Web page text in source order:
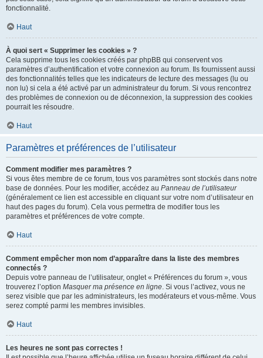
fonctionnalité.
Haut
À quoi sert « Supprimer les cookies » ?
Cela supprime tous les cookies créés par phpBB qui conservent vos
paramètres d’authentification et votre connexion au forum. Ils fournissent aussi
des fonctionnalités telles que les indicateurs de lecture des messages (lu ou
non lu) si cela a été activé par un administrateur du forum. Si vous rencontrez
des problèmes de connexion ou de déconnexion, la suppression des cookies
pourrait les résoudre.
Haut
Paramètres et préférences de l’utilisateur
Comment modifier mes paramètres ?
Si vous êtes membre de ce forum, tous vos paramètres sont stockés dans notre
base de données. Pour les modifier, accédez au Panneau de l’utilisateur
(généralement ce lien est accessible en cliquant sur votre nom d’utilisateur en
haut des pages du forum). Cela vous permettra de modifier tous les
paramètres et préférences de votre compte.
Haut
Comment empêcher mon nom d’apparaître dans la liste des membres
connectés ?
Depuis votre panneau de l’utilisateur, onglet « Préférences du forum », vous
trouverez l’option Masquer ma présence en ligne. Si vous l’activez, vous ne
serez visible que par les administrateurs, les modérateurs et vous-même. Vous
serez compté parmi les membres invisibles.
Haut
Les heures ne sont pas correctes !